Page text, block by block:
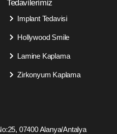
Tedavilerimiz
Implant Tedavisi
Hollywood Smile
Lamine Kaplama
Zirkonyum Kaplama
07400 Alanya/Antalya